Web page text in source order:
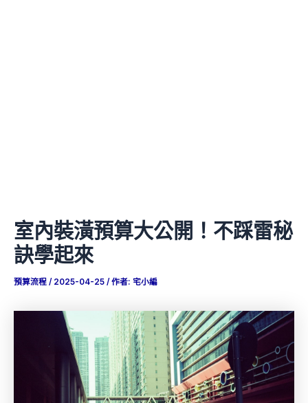
室內裝潢預算大公開！不踩雷秘
訣學起來
預算流程 / 2025-04-25 / 作者: 宅小編